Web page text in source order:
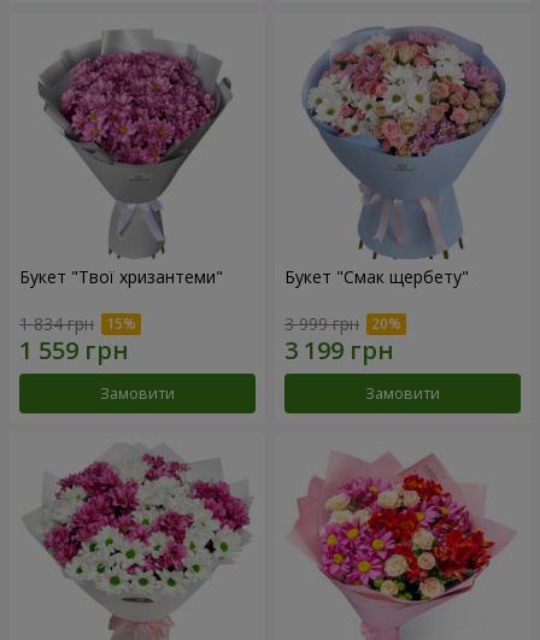
Букет "Твої хризантеми"
1 834 грн
Замовити
Букет "Смак щербету"
3 999 грн
Замовити